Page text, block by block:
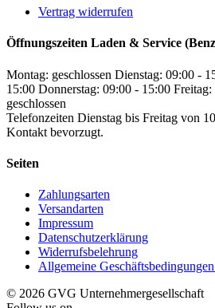
Vertrag widerrufen
Öffnungszeiten Laden & Service
Montag: geschlossen Dienstag: 09:00 -
15:00 Donnerstag: 09:00 - 15:00
geschlossen
Telefonzeiten Dienstag bis Freitag von
Kontakt bevorzugt.
Seiten
Zahlungsarten
Versandarten
Impressum
Datenschutzerklärung
Widerrufsbelehrung
Allgemeine
© 2026 GVG Unternehmergesellschaft